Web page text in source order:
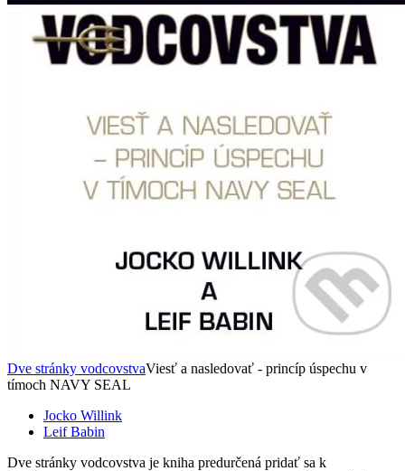
Dve stránky vodcovstvaViesť a nasledovať - princíp úspechu v
tímoch NAVY SEAL
Jocko Willink
Leif Babin
Dve stránky vodcovstva je kniha predurčená pridať sa k